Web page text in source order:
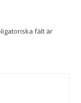
fält är